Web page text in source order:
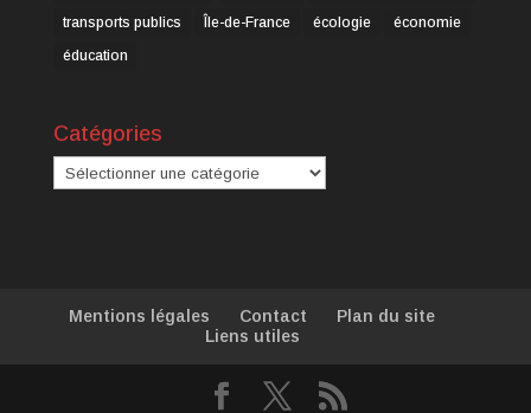
transports publics
Île-de-France écologie
économie
éducation
Catégories
Catégories
Mentions légales Contact
Plan du site
Liens utiles